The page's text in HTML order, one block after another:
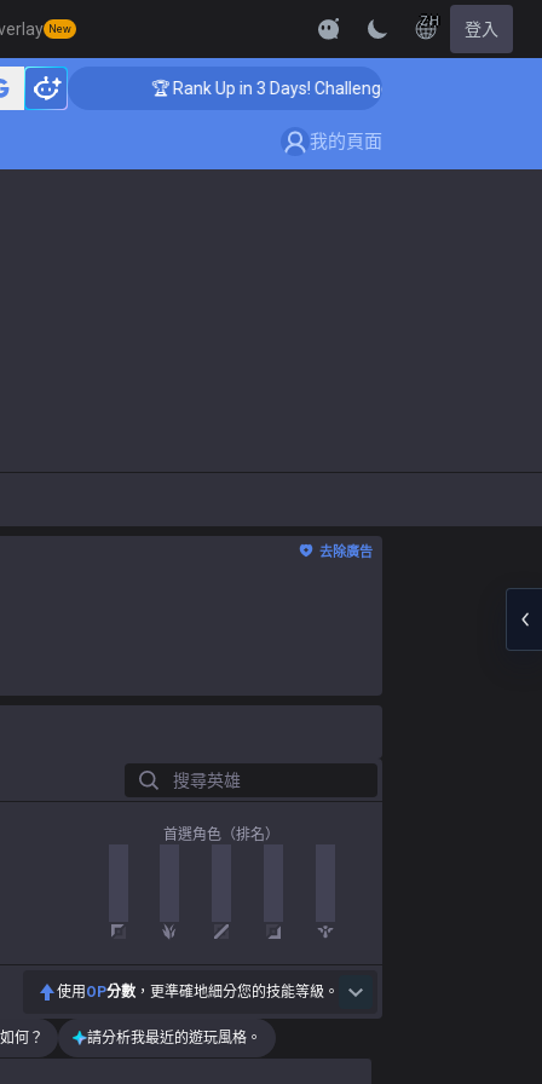
New
ZH 登入
🏆 Rank Up in 3 Days! Challenger Coaching
我的頁面
去除廣告
搜尋英雄
首選角色（排名）
使用 OP分數 ，更準確地細分您的技能等級。
何？ 請分析我最近的遊玩風格。